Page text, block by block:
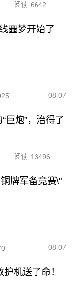
阅读 6642
噩梦开始了
08-07
巨炮”，治得了
阅读 13496
牌军备竞赛\"
08-07
机送了命！